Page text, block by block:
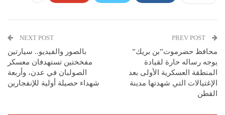
محافظ حضرموت”بن بريك”
يوجه رساله حارة لقيادة
المنطقة العسكرية الأولى بعد
الإغتيالات التي شهدتها مدينة
القطن
NEXT POST
بالصور والفيديو.. سيارتين
مفخختين تستهدفان معسكر
الصولبان في عدن، وأربعة
شهداء حصيلة أولية للإنفجارين